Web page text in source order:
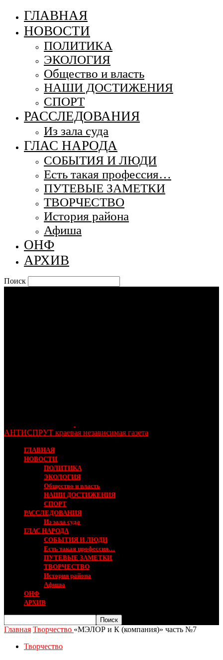
ГЛАВНАЯ
НОВОСТИ
ПОЛИТИКА
ЭКОЛОГИЯ
Общество и власть
НАШИ ДОСТИЖЕНИЯ
СПОРТ
РАССЛЕДОВАНИЯ
Из зала суда
ГЛАС НАРОДА
СОБЫТИЯ И ЛЮДИ
Есть такая профессия…
ПУТЕВЫЕ ЗАМЕТКИ
ТВОРЧЕСТВО
История района
Афиша
ОНФ
АРХИВ
Поиск
АНТИСПРУТ краевая независимая газета
ГЛАВНАЯ
НОВОСТИ
ПОЛИТИКА
ЭКОЛОГИЯ
Общество и власть
НАШИ ДОСТИЖЕНИЯ
СПОРТ
РАССЛЕДОВАНИЯ
Из зала суда
ГЛАС НАРОДА
СОБЫТИЯ И ЛЮДИ
Есть такая профессия…
ПУТЕВЫЕ ЗАМЕТКИ
ТВОРЧЕСТВО
История района
Афиша
ОНФ
АРХИВ
Главная Творчество «МЭЛОР и К (компания)» часть №7
Творчество